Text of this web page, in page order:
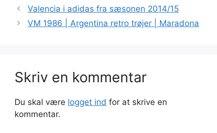
Valencia i adidas fra sæsonen 2014/15
VM 1986 | Argentina retro trøjer | Maradona
Skriv en kommentar
Du skal være logget ind for at skrive en
kommentar.